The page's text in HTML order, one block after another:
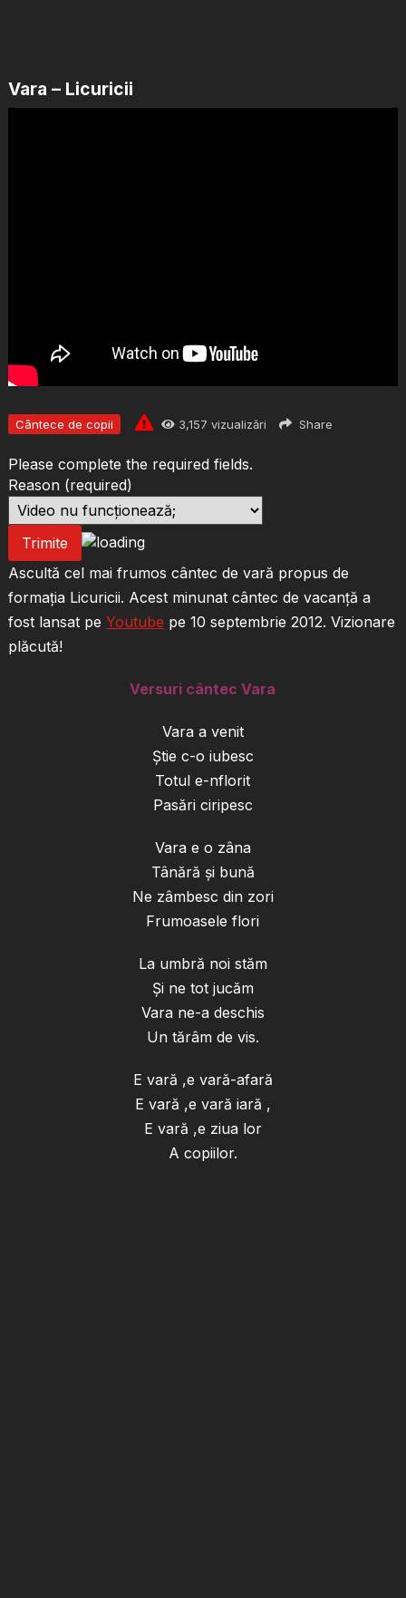
Vara – Licuricii
Cântece de copii 3,157 vizualizări Share
Please complete the required fields.
Reason (required)
Trimite
Ascultă cel mai frumos cântec de vară propus de
formația Licuricii. Acest minunat cântec de vacanță a
fost lansat pe Youtube pe 10 septembrie 2012. Vizionare
plăcută!
Versuri cântec Vara
Vara a venit
Știe c-o iubesc
Totul e-nflorit
Pasări ciripesc
Vara e o zâna
Tânără și bună
Ne zâmbesc din zori
Frumoasele flori
La umbră noi stăm
Și ne tot jucăm
Vara ne-a deschis
Un tărâm de vis.
E vară ,e vară-afară
E vară ,e vară iară ,
E vară ,e ziua lor
A copiilor.